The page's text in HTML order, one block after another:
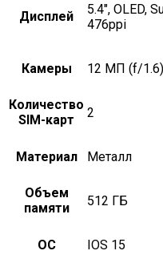
Дисплей
5.4", OLED, Super Retina XDR, 2340×1080,
476ppi
Камеры 12 МП (f/
Количество
SIM-карт
2
Материал металл
Объем
памяти
512 ГБ
ОС iOS 15